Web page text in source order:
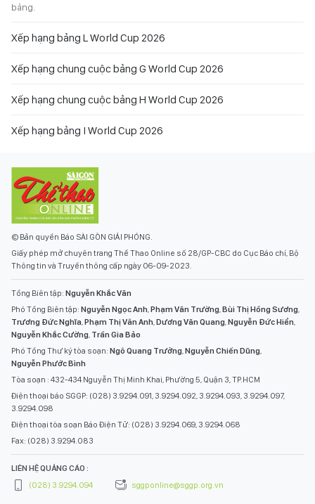
bảng.
Xếp hạng bảng L World Cup 2026
Xếp hạng chung cuộc bảng G World Cup 2026
Xếp hạng chung cuộc bảng H World Cup 2026
Xếp hạng bảng I World Cup 2026
© Bản quyền Báo SÀI GÒN GIẢI PHÓNG.
Giấy phép mở chuyên trang Thể Thao Online số 28/GP-CBC do Cục Báo chí, Bộ
Thông tin và Truyền thông cấp ngày 06-09-2023.
Tổng Biên tập: Nguyễn Khắc Văn
Phó Tổng Biên tập: Nguyễn Ngọc Anh,Phạm Văn Trường,Bùi Thị Hồng Sương,
Trương Đức Nghĩa,Phạm Thị Vân Anh,Dương Văn Quang,Nguyễn Đức Hiển,
Nguyễn Khắc Cường, Trần Gia Bảo
Phó Tổng Thư ký tòa soạn: Ngô Quang Trưởng,Nguyễn Chiến Dũng,
Nguyễn Phước Bình
Tòa soạn : 432-434 Nguyễn Thị Minh Khai, Phường 5, Quận 3, TP.HCM
Điện thoại báo SGGP: (028) 3.9294.091, 3.9294.092, 3.9294.093, 3.9294.097,
3.9294.098
Điện thoại tòa soạn Báo Điện Tử: (028) 3.9294.069, 3.9294.068
Fax: (028) 3.9294.083
LIÊN HỆ QUẢNG CÁO :
(028) 3.9294.094
sggponline@sggp.org.vn